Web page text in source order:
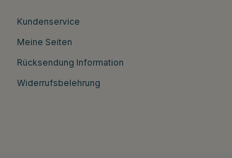
Kundenservice
Meine Seiten
Rücksendung Information
Widerrufsbelehrung